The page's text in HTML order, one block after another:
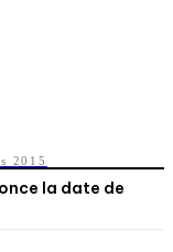
2015
la date de